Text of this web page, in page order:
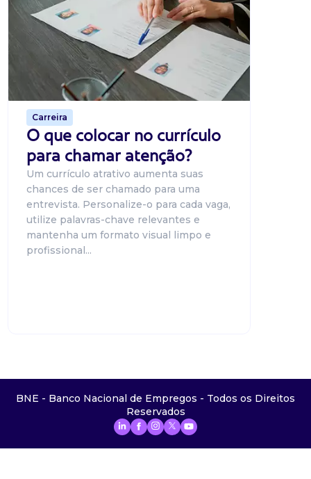
Carreira
O que colocar no currículo
para chamar atenção?
Um currículo atrativo aumenta suas
chances de ser chamado para uma
entrevista. Personalize-o para cada vaga,
utilize palavras-chave relevantes e
mantenha um formato visual limpo e
profissional...
BNE - Banco Nacional de Empregos - Todos os Direitos
Reservados